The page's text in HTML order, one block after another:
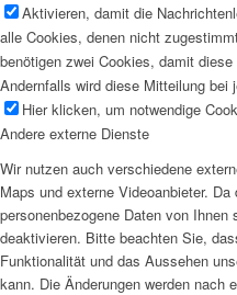
Aktivieren, damit die
alle Cookies, denen nicht
benötigen zwei Cookies, damit
Andernfalls wird diese Mitteilung bei
Hier klicken, um notwendige
Andere externe Dienste
Wir nutzen auch verschiedene
Maps und externe Videoanbieter.
personenbezogene Daten von
deaktivieren. Bitte beachten Sie,
Funktionalität und das Aussehen
kann. Die Änderungen werden nach